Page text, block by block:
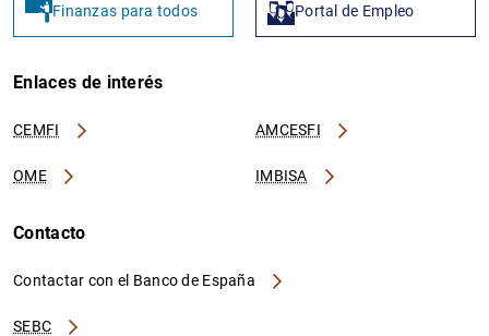
Finanzas para todos Portal de Empleo
Enlaces de interés
CEMFI AMCESFI
OME IMBISA
Contacto
Contactar con el Banco de España
SEBC